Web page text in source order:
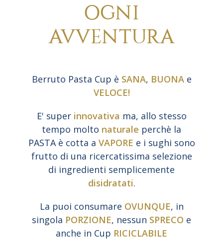
OGNI
AVVENTURA
Berruto Pasta Cup è SANA, BUONA e
VELOCE!
E' super innovativa ma, allo stesso
tempo molto naturale perchè la
PASTA è cotta a VAPORE e i sughi sono
frutto di una ricercatissima selezione
di ingredienti semplicemente
disidratati.
La puoi consumare OVUNQUE, in
singola PORZIONE, nessun SPRECO e
anche in Cup RICICLABILE